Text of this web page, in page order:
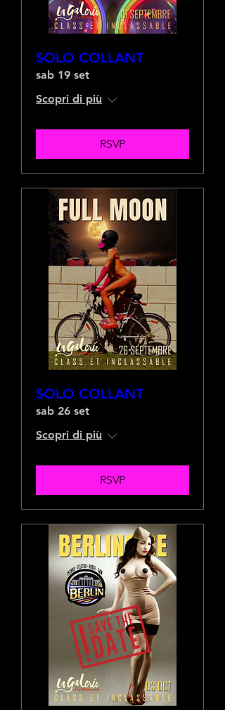
SOLO COLLANT
sab 19 set
Scopri di più
RSVP
SOLO COLLANT
sab 26 set
Scopri di più
RSVP